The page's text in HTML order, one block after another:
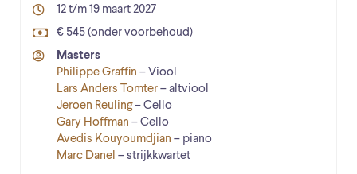
12 t/m 19 maart 2027
€ 545 (onder voorbehoud)
Masters
Philippe Graffin – Viool
Lars Anders Tomter – altviool
Jeroen Reuling– Cello
Gary Hoffman – Cello
Avedis Kouyoumdjian – piano
Marc Danel – strijkkwartet